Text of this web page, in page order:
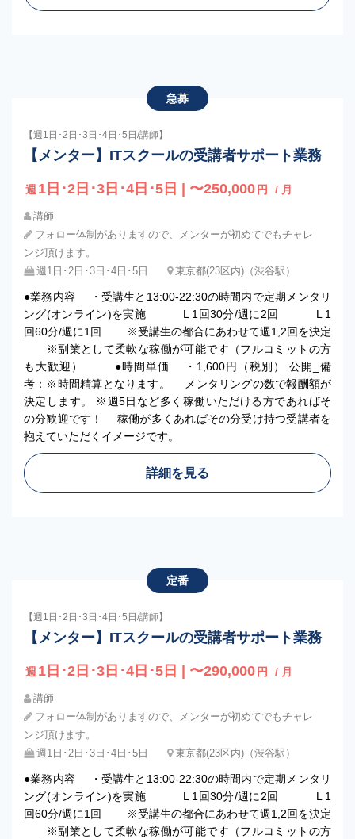
急募
【週1日･2日･3日･4日･5日/講師】
【メンター】ITスクールの受講者サポート業務
週 1日･2日･3日･4日･5日 | 〜250,000 円 / 月
講師
フォロー体制がありますので、メンターが初めてでもチャレ
ンジ頂けます。
週1日･2日･3日･4日･5日
東京都(23区内)（渋谷駅）
●業務内容 ・受講生と13:00-22:30の時間内で定期メンタリ
ング(オンライン)を実施 L 1回30分/週に2回 L 1
回60分/週に1回 ※受講生の都合にあわせて週1,2回を決定
※副業として柔軟な稼働が可能です（フルコミットの方
も大歓迎） ●時間単価 ・1,600円（税別） 公開_備
考：※時間精算となります。 メンタリングの数で報酬額が
決定します。 ※週5日など多く稼働いただける方であればそ
の分歓迎です！ 稼働が多くあればその分受け持つ受講者を
抱えていただくイメージです。
詳細を見る
定番
【週1日･2日･3日･4日･5日/講師】
【メンター】ITスクールの受講者サポート業務
週 1日･2日･3日･4日･5日 | 〜290,000 円 / 月
講師
フォロー体制がありますので、メンターが初めてでもチャレ
ンジ頂けます。
週1日･2日･3日･4日･5日
東京都(23区内)（渋谷駅）
●業務内容 ・受講生と13:00-22:30の時間内で定期メンタリ
ング(オンライン)を実施 L 1回30分/週に2回 L 1
回60分/週に1回 ※受講生の都合にあわせて週1,2回を決定
※副業として柔軟な稼働が可能です（フルコミットの方